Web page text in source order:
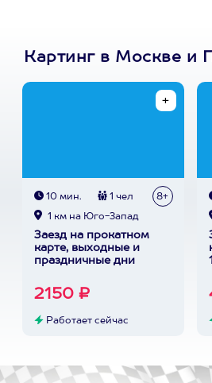
Картинг в Москве и
10 мин. 1 чел 8+
1 км на Юго-Запад
Заезд на прокатном
карте, выходные и
праздничные дни
2150 ₽
Работает сейчас